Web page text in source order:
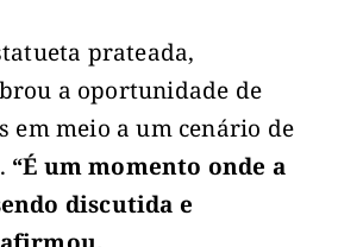
prateada,
a oportunidade de
em meio a um cenário de
“É um momento onde a
discutida e